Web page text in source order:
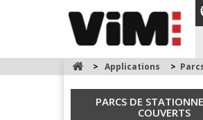
> Applications >
PARCS DE
COUVERTS